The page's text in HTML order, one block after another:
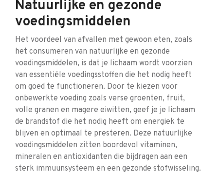
Natuurlijke en gezonde
voedingsmiddelen
Het voordeel van afvallen met gewoon eten, zoals
het consumeren van natuurlijke en gezonde
voedingsmiddelen, is dat je lichaam wordt voorzien
van essentiële voedingsstoffen die het nodig heeft
om goed te functioneren. Door te kiezen voor
onbewerkte voeding zoals verse groenten, fruit,
volle granen en magere eiwitten, geef je je lichaam
de brandstof die het nodig heeft om energiek te
blijven en optimaal te presteren. Deze natuurlijke
voedingsmiddelen zitten boordevol vitaminen,
mineralen en antioxidanten die bijdragen aan een
sterk immuunsysteem en een gezonde stofwisseling.